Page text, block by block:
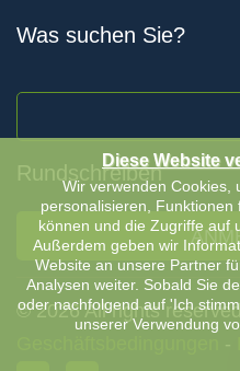
Was suchen Sie?
Rundschreiben
© 2026 All rights
-
Diese Website
Wir verwenden Cookies,
personalisieren,
können und die Zugriffe auf
Außerdem geben wir
Website an unsere Partner
Analysen weiter. Sobald Sie
oder nachfolgend auf 'Ich
unserer Verwendung